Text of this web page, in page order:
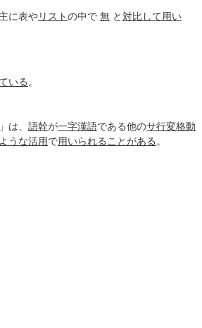
に表やリストの中で 無 と対比して用い
いる。
」は、 語幹が一字漢語である他のサ行変格動
うな活用で用いられることがある。